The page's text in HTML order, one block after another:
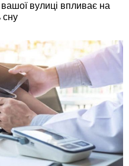
вашої вулиці впливає на
сну